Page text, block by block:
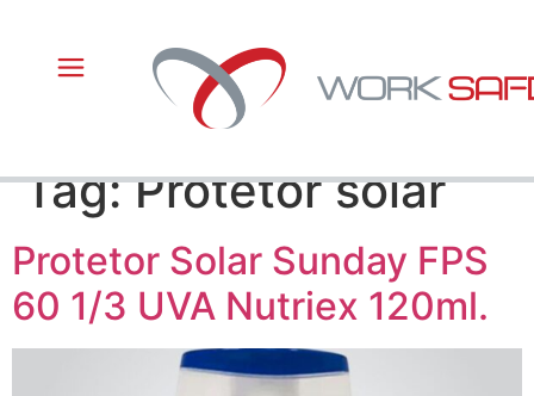
Tag:Protetor solar
Protetor Solar Sunday FPS
60 1/3 UVA Nutriex 120ml.